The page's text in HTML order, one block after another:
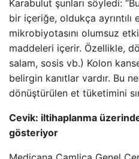
Karabulut şunları söyledi:
bir içeriğe, oldukça
mikrobiyotasını olumsuz
maddeleri içerir. Özellikle,
salam, sosis vb.) Kolon
belirgin kanıtlar vardır. Bu
dönüştürülen et tüketimini
Cevik: iltihaplanma
gösteriyor